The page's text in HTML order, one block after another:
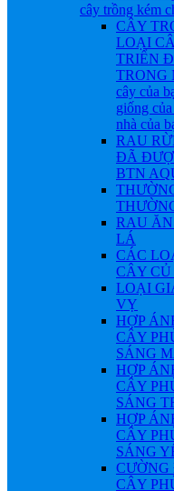
cây trồng kém
CÂY
LOẠI
TRIỂN
TRONG
cây của
giống
nhà của
RAU
ĐÃ
BTN
RAU
LÁ
CÁC
CÂY CỦ
LOẠI
VỴ
HỢP
CÂY
SÁNG
HỢP
CÂY
SÁNG
HỢP
CÂY
SÁNG
CÂY